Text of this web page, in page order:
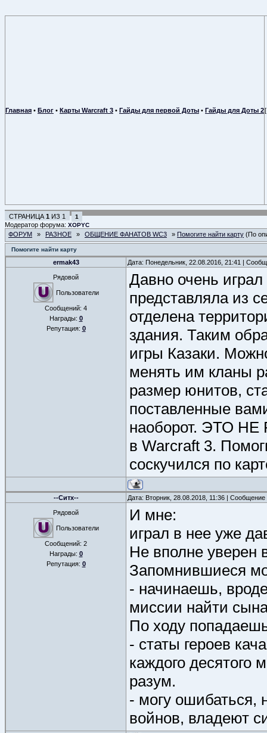
Главная • Блог • Карты Warcraft 3 • Гайды для первой Доты • Гайды для Доты 2
СТРАНИЦА 1 ИЗ 1 1
Модератор форума: XOPYC
ФОРУМ » РАЗНОЕ » ОБЩЕНИЕ ФАНАТОВ WC3 » Помогите найти карту (По
Помогите найти карту
ermak43 Дата: Понедельник, 22.08.2016, 21:41 |
Рядовой
Пользователи
Сообщений: 4
Награды: 0
Репутация: 0
Давно очень
представляла из
отделена
здания. Таким
игры Казаки.
менять им кланы
размер юнитов,
поставленные
наоборот. ЭТО
в Warcraft 3.
соскучился по
--Ситх-- Дата: Вторник, 28.08.2018, 11:36 |
Рядовой
Пользователи
Сообщений: 2
Награды: 0
Репутация: 0
И мне:
играл в нее уже
Не вполне уверен
Запомнившиеся
- начинаешь,
миссии найти
По ходу
- статы героев
каждого десятого
разум.
- могу ошибаться,
войнов, владеют